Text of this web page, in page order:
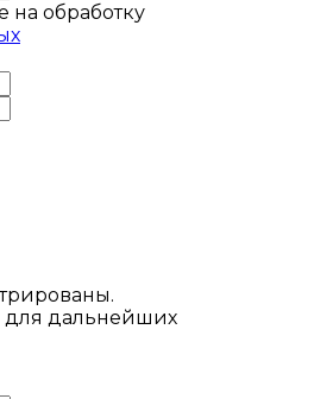
на обработку
для дальнейших